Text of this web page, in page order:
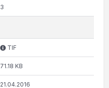
3
TIF
71.18 KB
21.04.2016